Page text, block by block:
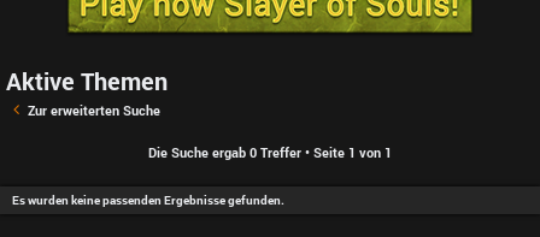
Aktive Themen
Zur erweiterten Suche
Die Suche ergab 0 Treffer • Seite 1 von 1
Es wurden keine passenden Ergebnisse gefunden.